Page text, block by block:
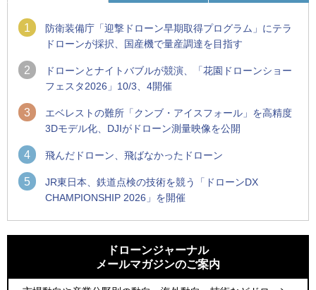
1
防衛装備庁「迎撃ドローン早期取得プログラム」にテラ
ドローンが採択、国産機で量産調達を目指す
2
ドローンとナイトバブルが競演、「花園ドローンショー
フェスタ2026」10/3、4開催
3
エベレストの難所「クンブ・アイスフォール」を高精度
3Dモデル化、DJIがドローン測量映像を公開
4 飛んだドローン、飛ばなかったドローン
5
JR東日本、鉄道点検の技術を競う「ドローンDX
CHAMPIONSHIP 2026」を開催
ン」とドローンショーによる新演出を実施
防衛装備庁「迎撃ドローン早期取得プログラム」にテラドロ
ーンが採択、国産機で量産調達を目指す
ン」とドローンショーによる新演出を実施
国産AUVを社会実装へ、スタートアップ「BlueArch株式会
社」設立
ドローンジャーナル
メールマガジンのご案内